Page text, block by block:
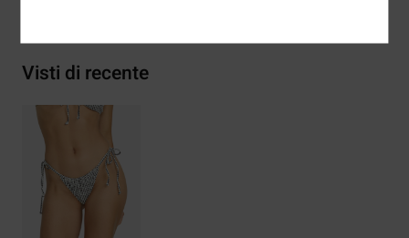
Visti di recente